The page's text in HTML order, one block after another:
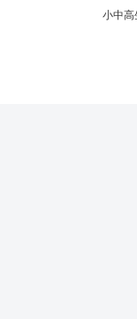
小中高